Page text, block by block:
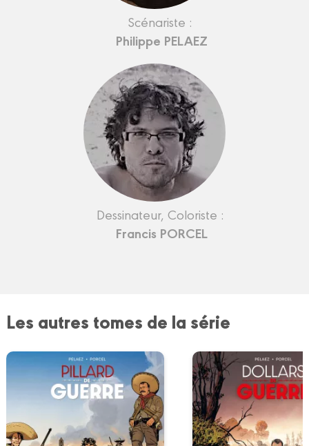
Scénariste :
Philippe PELAEZ
Dessinateur, Coloriste :
Francis PORCEL
Les autres tomes de la série